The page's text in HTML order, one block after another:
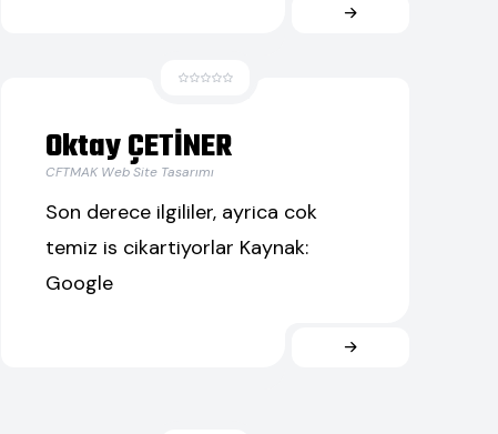
Oktay ÇETİNER
CFTMAK Web Site Tasarımı
Son derece ilgililer, ayrica cok
temiz is cikartiyorlar Kaynak:
Google